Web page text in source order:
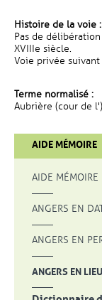
Histoire de la voie :
Pas de
XVIIIe siècle.
Voie privée
Terme normalisé :
Aubrière (cour de l')
AIDE MÉMOIRE
AIDE MÉMOIRE
ANGERS EN
ANGERS EN
ANGERS EN